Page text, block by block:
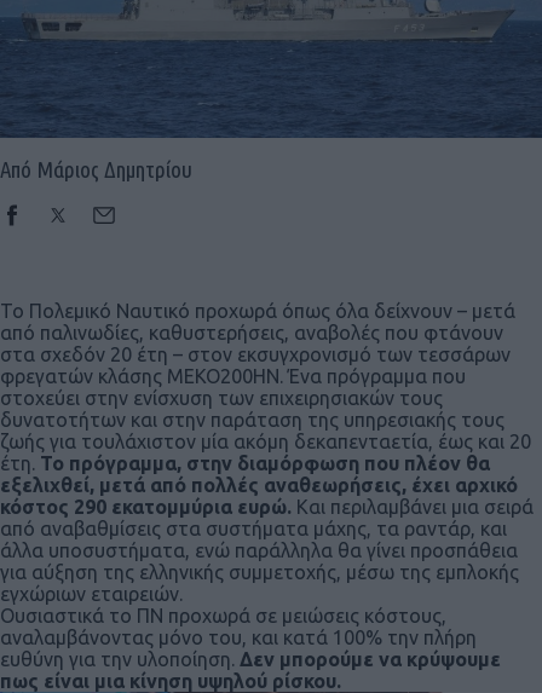
Social
Από Μάριος Δημητρίου
Το Πολεμικό Ναυτικό προχωρά όπως όλα δείχνουν – μετά
από παλινωδίες, καθυστερήσεις, αναβολές που φτάνουν
στα σχεδόν 20 έτη – στον εκσυγχρονισμό των τεσσάρων
φρεγατών κλάσης ΜΕΚΟ200ΗΝ. Ένα πρόγραμμα που
στοχεύει στην ενίσχυση των επιχειρησιακών τους
δυνατοτήτων και στην παράταση της υπηρεσιακής τους
ζωής για τουλάχιστον μία ακόμη δεκαπενταετία, έως και 20
έτη. Το πρόγραμμα, στην διαμόρφωση που πλέον θα
εξελιχθεί, μετά από πολλές αναθεωρήσεις, έχει αρχικό
κόστος 290 εκατομμύρια ευρώ. Και περιλαμβάνει μια σειρά
από αναβαθμίσεις στα συστήματα μάχης, τα ραντάρ, και
άλλα υποσυστήματα, ενώ παράλληλα θα γίνει προσπάθεια
για αύξηση της ελληνικής συμμετοχής, μέσω της εμπλοκής
εγχώριων εταιρειών.
Ουσιαστικά το ΠΝ προχωρά σε μειώσεις κόστους,
αναλαμβάνοντας μόνο του, και κατά 100% την πλήρη
ευθύνη για την υλοποίηση. Δεν μπορούμε να κρύψουμε
πως είναι μια κίνηση υψηλού ρίσκου.